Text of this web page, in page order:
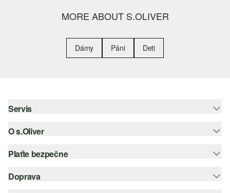
MORE ABOUT S.OLIVER
Dámy Páni Deti
Servis
Pomoc a FAQ
Nápoveda k veľkostiam
O s.Oliver
Leták
Plaťte bezpečne
Kreditná karta
Doprava